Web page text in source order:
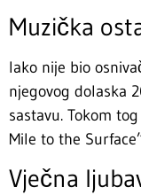
Muzička
Iako nije bio
njegovog dolaska
sastavu. Tokom
Mile to the
Vječna